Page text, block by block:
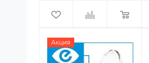
Акция